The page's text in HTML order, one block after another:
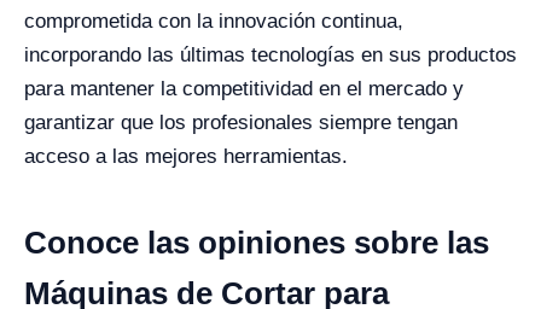
comprometida con la innovación continua,
incorporando las últimas tecnologías en sus productos
para mantener la competitividad en el mercado y
garantizar que los profesionales siempre tengan
acceso a las mejores herramientas.
Conoce las opiniones sobre las
Máquinas de Cortar para